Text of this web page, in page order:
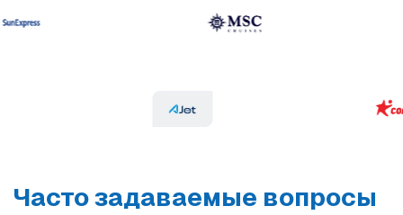
Часто задаваемые вопросы